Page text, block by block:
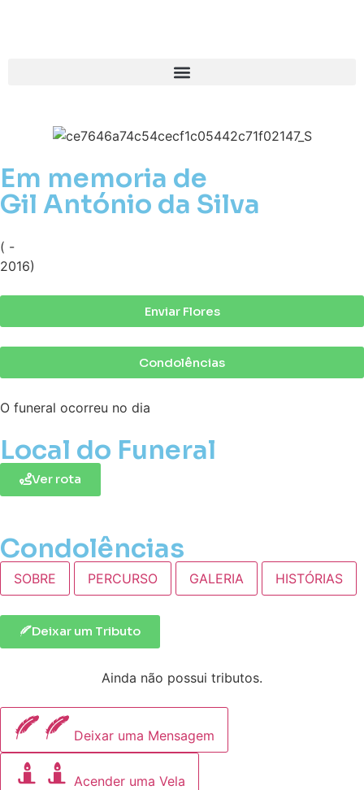
Em memoria de
Gil António da Silva
( -
2016)
Enviar Flores
Condolências
O funeral ocorreu no dia
Local do Funeral
Ver rota
Condolências
SOBRE PERCURSO GALERIA HISTÓRIAS
Deixar um Tributo
Ainda não possui tributos.
Deixar uma Mensagem
Acender uma Vela